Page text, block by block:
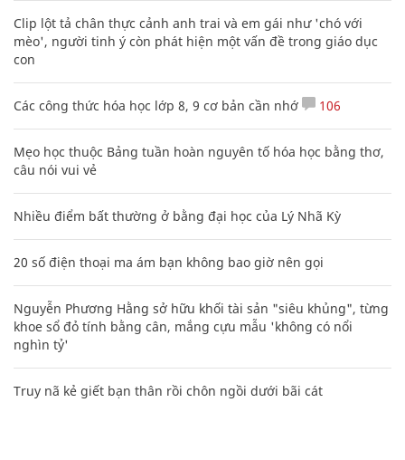
Clip lột tả chân thực cảnh anh trai và em gái như 'chó với
mèo', người tinh ý còn phát hiện một vấn đề trong giáo dục
con
Các công thức hóa học lớp 8, 9 cơ bản cần nhớ 106
Mẹo học thuộc Bảng tuần hoàn nguyên tố hóa học bằng thơ,
câu nói vui vẻ
Nhiều điểm bất thường ở bằng đại học của Lý Nhã Kỳ
20 số điện thoại ma ám bạn không bao giờ nên gọi
Nguyễn Phương Hằng sở hữu khối tài sản "siêu khủng", từng
khoe sổ đỏ tính bằng cân, mắng cựu mẫu 'không có nổi
nghìn tỷ'
Truy nã kẻ giết bạn thân rồi chôn ngồi dưới bãi cát